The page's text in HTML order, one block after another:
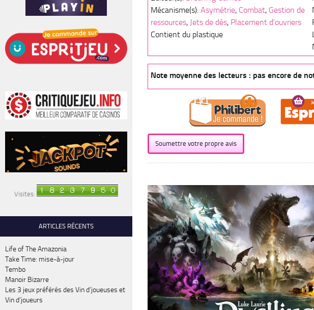
Mécanisme(s): Asymétrie, Combat, Gestion de
ressources, Jets de dés, Placement d'ouvriers
Contient du plastique
Note moyenne des lecteurs : pas encore de
Soumettre votre propre avis
Visites:
ARTICLES RÉCENTS
Life of The Amazonia
Take Time: mise-à-jour
Tembo
Manoir Bizarre
Les 3 jeux préférés des Vin d’joueuses et
Vin d’joueurs